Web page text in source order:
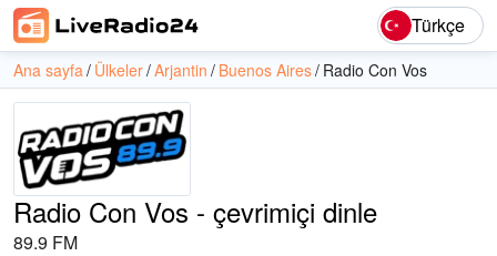
Türkçe
Ana sayfa Ülkeler Arjantin Buenos Aires Radio Con Vos
Radio Con Vos - çevrimiçi dinle
89.9 FM